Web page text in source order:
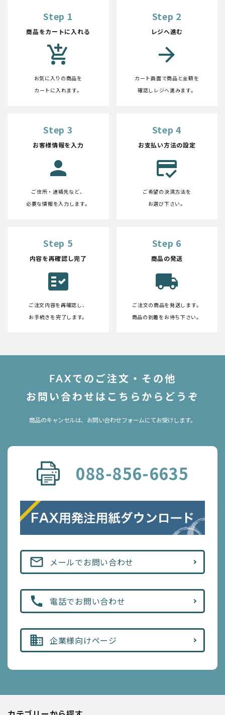
Step 1
商品をカートに入れる
add_shopping_cart
お気に入りの商品を
カートに入れます。
Step 2
レジへ進む
arrow_forward
カート画面で商品と金額を
確認しレジへ進みます。
Step 3
お客様情報を入力
person
ご住所・連絡先など、
必要な情報を入力します。
Step 4
お支払い方法の設定
credit_score
ご希望の決済方法を
お選び下さい。
Step 5
内容を再確認し完了
fact_check
ご注文内容を再確認し、
お手続きを完了します。
Step 6
商品の発送
local_shipping
ご注文の商品を発送します。
商品の到着をお待ち下さい。
FAXでのご注文・その他
お問い合わせはこちらからどうぞ
商品のキャンセルは、お問い合わせフォームにてお受けします。
088-856-6635
mail_outline メールでお問い合わせ
call 電話でお問い合わせ
business 企業様向けページ